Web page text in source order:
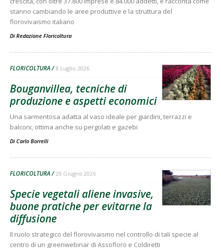
stanno cambiando le aree produttive e la struttura del
florovivaismo italiano
Di Redazione Floricoltura
FLORICOLTURA 8 Luglio 2026
Bouganvillea, tecniche di
produzione e aspetti economici
Una sarmentosa adatta al vaso ideale per giardini, terrazzi e
balconi, ottima anche su pergolati e gazebi
Di Carlo Borrelli
FLORICOLTURA 29 Giugno 2026
Specie vegetali aliene invasive,
buone pratiche per evitarne la
diffusione
Il ruolo strategico del florovivaismo nel controllo di tali specie al
centro di un greenwebinar di Assofloro e Coldiretti